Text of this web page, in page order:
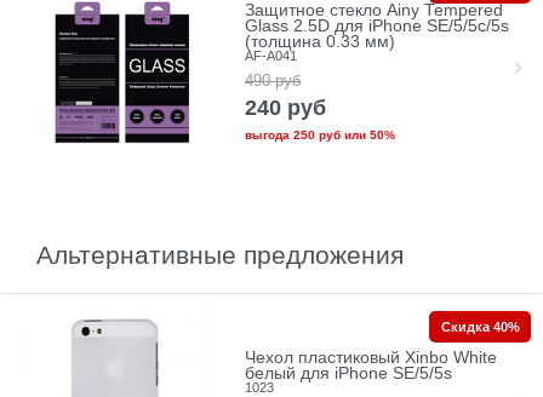
Защитное стекло Ainy Tempered
Glass 2.5D для iPhone SE/5/5c/5s
(толщина 0.33 мм)
AF-A041
490 руб
240 руб
выгода 250 рубили 50%
Альтернативные предложения
Чехол пластиковый Xinbo White
белый для iPhone SE/5/5s
1023
Скидка 40%